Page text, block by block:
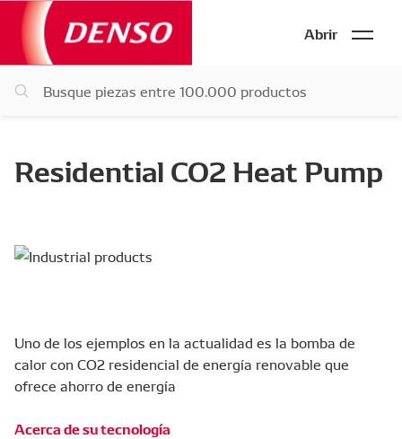
Abrir
Residential CO2 Heat Pump
Uno de los ejemplos en la actualidad es la bomba de
calor con CO2 residencial de energía renovable que
ofrece ahorro de energía
Acerca de su tecnología